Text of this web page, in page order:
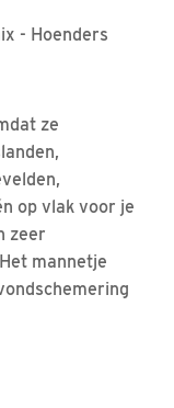
- Hoenders
ze
op vlak voor je
zeer
mannetje